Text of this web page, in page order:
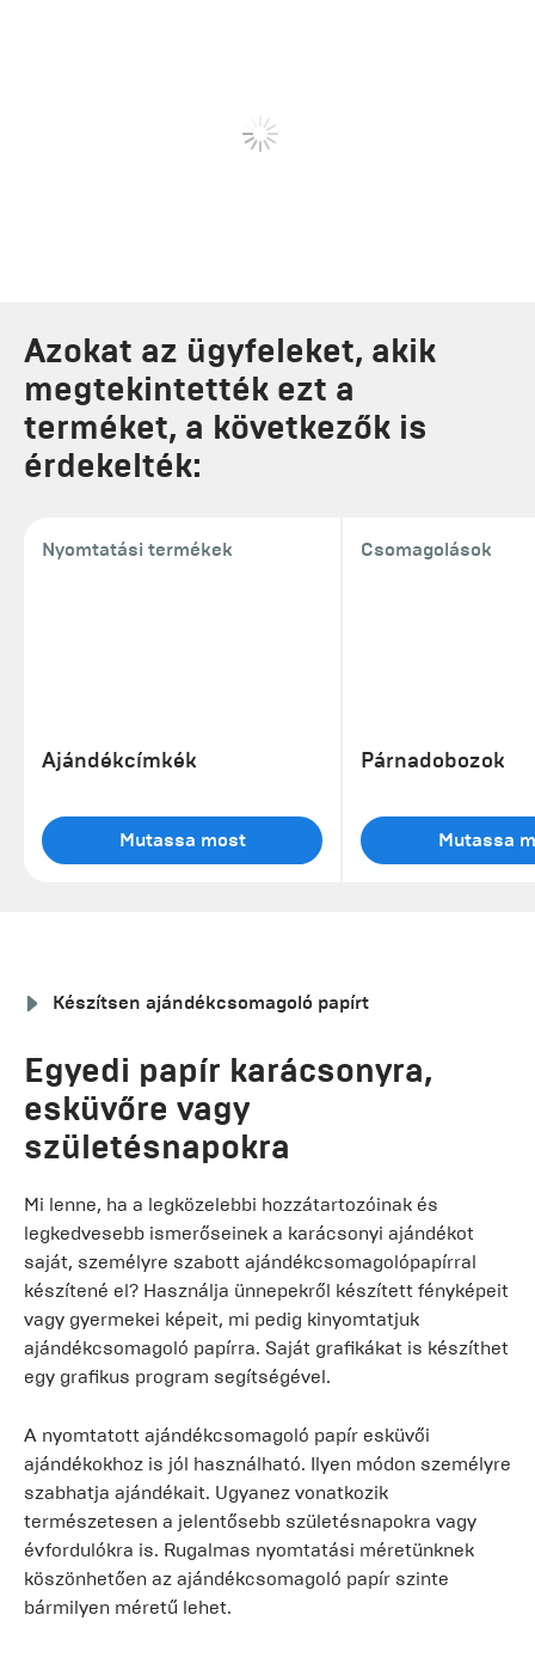
Azokat az ügyfeleket, akik
megtekintették ezt a
terméket, a következők is
érdekelték:
Nyomtatási termékek
Ajándékcímkék
Mutassa most
Csomagolások
Párnadobozok
Mutassa
Készítsen ajándékcsomagoló papírt
Egyedi papír karácsonyra,
esküvőre vagy
születésnapokra
Mi lenne, ha a legközelebbi hozzátartozóinak és
legkedvesebb ismerőseinek a karácsonyi ajándékot
saját, személyre szabott ajándékcsomagolópapírral
készítené el? Használja ünnepekről készített fényképeit
vagy gyermekei képeit, mi pedig kinyomtatjuk
ajándékcsomagoló papírra. Saját grafikákat is készíthet
egy grafikus program segítségével.
A nyomtatott ajándékcsomagoló papír esküvői
ajándékokhoz is jól használható. Ilyen módon személyre
szabhatja ajándékait. Ugyanez vonatkozik
természetesen a jelentősebb születésnapokra vagy
évfordulókra is. Rugalmas nyomtatási méretünknek
köszönhetően az ajándékcsomagoló papír szinte
bármilyen méretű lehet.